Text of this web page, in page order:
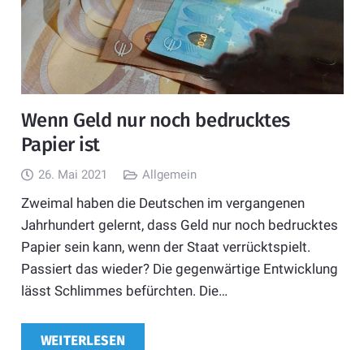
Wenn Geld nur noch bedrucktes
Papier ist
26. Mai 2021 Allgemein
Zweimal haben die Deutschen im vergangenen
Jahrhundert gelernt, dass Geld nur noch bedrucktes
Papier sein kann, wenn der Staat verrücktspielt.
Passiert das wieder? Die gegenwärtige Entwicklung
lässt Schlimmes befürchten. Die…
WEITERLESEN